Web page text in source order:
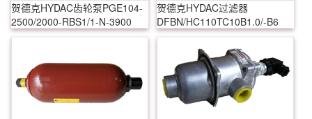
贺德克HYDAC齿轮泵PGE104-
2500/2000-RBS1/1-N-3900
贺德克HYDAC过滤器
DFBN/HC110TC10B1.0/-B6